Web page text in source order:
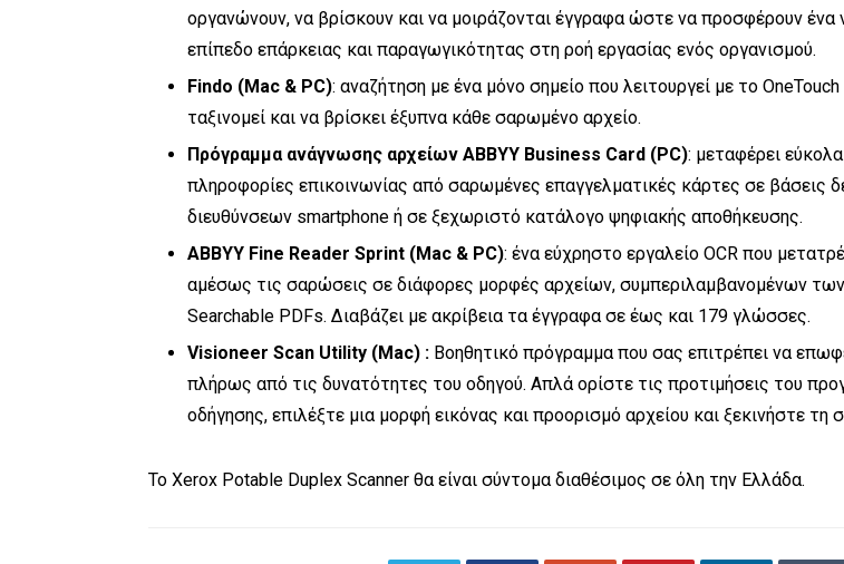
οργανώνουν, να βρίσκουν και να μοιράζονται έγγραφα ώστε να προσφέρουν ένα
επίπεδο επάρκειας και παραγωγικότητας στη ροή εργασίας ενός οργανισμού.
Findo (Mac & PC): αναζήτηση με ένα μόνο σημείο που λειτουργεί με το OneTouch
ταξινομεί και να βρίσκει έξυπνα κάθε σαρωμένο αρχείο.
Πρόγραμμα ανάγνωσης αρχείων ABBYY Business Card (PC): μεταφέρει εύκολα
πληροφορίες επικοινωνίας από σαρωμένες επαγγελματικές κάρτες σε βάσεις
διευθύνσεων smartphone ή σε ξεχωριστό κατάλογο ψηφιακής αποθήκευσης.
ABBYY Fine Reader Sprint (Mac & PC): ένα εύχρηστο εργαλείο OCR που
αμέσως τις σαρώσεις σε διάφορες μορφές αρχείων, συμπεριλαμβανομένων των
Searchable PDFs. Διαβάζει με ακρίβεια τα έγγραφα σε έως και 179 γλώσσες.
Visioneer Scan Utility (Mac) : Βοηθητικό πρόγραμμα που σας επιτρέπει να
πλήρως από τις δυνατότητες του οδηγού. Απλά ορίστε τις προτιμήσεις του
οδήγησης, επιλέξτε μια μορφή εικόνας και προορισμό αρχείου και ξεκινήστε τη
Το Xerox Potable Duplex Scanner θα είναι σύντομα διαθέσιμος σε όλη την Ελλάδα.